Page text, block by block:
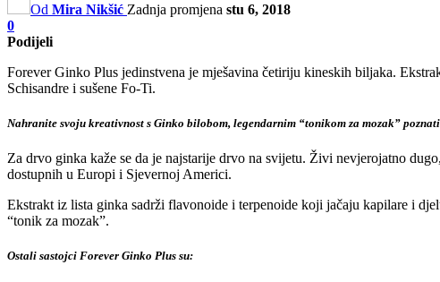
Od Mira Nikšić Zadnja promjena stu 6, 2018
0
Podijeli
Forever Ginko Plus jedinstvena je mješavina četiriju kineskih biljaka.
Schisandre i sušene Fo-Ti.
Nahranite svoju kreativnost s Ginko bilobom, legendarnim “tonikom za mozak”
Za drvo ginka kaže se da je najstarije drvo na svijetu. Živi nevjerojatno
dostupnih u Europi i Sjevernoj Americi.
Ekstrakt iz lista ginka sadrži flavonoide i terpenoide koji jačaju kapilare i
“tonik za mozak”.
Ostali sastojci Forever Ginko Plus su: